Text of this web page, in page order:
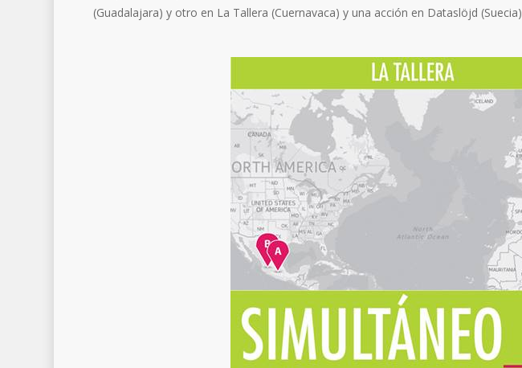
(Guadalajara) y otro en La Tallera (Cuernavaca) y una acción en Dataslöjd (Suecia)